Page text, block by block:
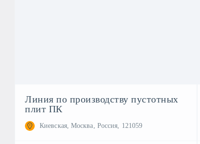
Линия по производству пустотных
плит ПК
Киевская, Москва, Россия, 121059